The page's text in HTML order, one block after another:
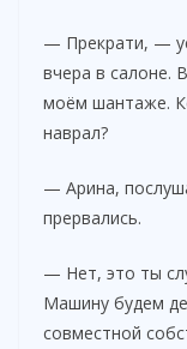
— Прекрати, —
вчера в салоне.
моём шантаже.
наврал?
— Арина,
прервались.
— Нет, это ты
Машину будем
совместной